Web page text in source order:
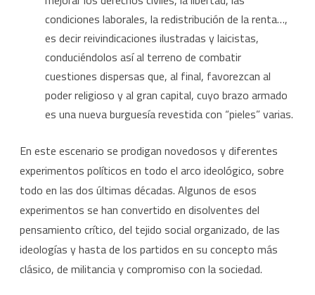
condiciones laborales, la redistribución de la renta…,
es decir reivindicaciones ilustradas y laicistas,
conduciéndolos así al terreno de combatir
cuestiones dispersas que, al final, favorezcan al
poder religioso y al gran capital, cuyo brazo armado
es una nueva burguesía revestida con “pieles” varias.
En este escenario se prodigan novedosos y diferentes
experimentos políticos en todo el arco ideológico, sobre
todo en las dos últimas décadas. Algunos de esos
experimentos se han convertido en disolventes del
pensamiento crítico, del tejido social organizado, de las
ideologías y hasta de los partidos en su concepto más
clásico, de militancia y compromiso con la sociedad.